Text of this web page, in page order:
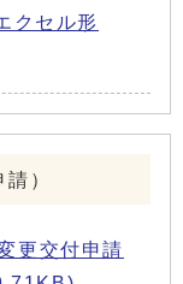
クセル形
）
更交付申請